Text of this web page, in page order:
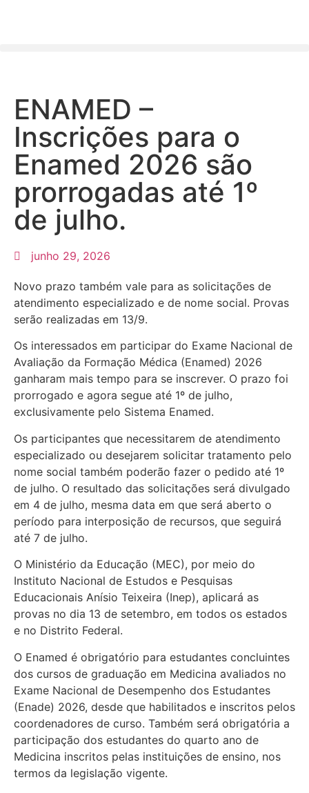
ENAMED –
Inscrições para o
Enamed 2026 são
prorrogadas até 1º
de julho.
junho 29, 2026
Novo prazo também vale para as solicitações de
atendimento especializado e de nome social. Provas
serão realizadas em 13/9.
Os interessados em participar do Exame Nacional de
Avaliação da Formação Médica (Enamed) 2026
ganharam mais tempo para se inscrever. O prazo foi
prorrogado e agora segue até 1º de julho,
exclusivamente pelo Sistema Enamed.
Os participantes que necessitarem de atendimento
especializado ou desejarem solicitar tratamento pelo
nome social também poderão fazer o pedido até 1º
de julho. O resultado das solicitações será divulgado
em 4 de julho, mesma data em que será aberto o
período para interposição de recursos, que seguirá
até 7 de julho.
O Ministério da Educação (MEC), por meio do
Instituto Nacional de Estudos e Pesquisas
Educacionais Anísio Teixeira (Inep), aplicará as
provas no dia 13 de setembro, em todos os estados
e no Distrito Federal.
O Enamed é obrigatório para estudantes concluintes
dos cursos de graduação em Medicina avaliados no
Exame Nacional de Desempenho dos Estudantes
(Enade) 2026, desde que habilitados e inscritos pelos
coordenadores de curso. Também será obrigatória a
participação dos estudantes do quarto ano de
Medicina inscritos pelas instituições de ensino, nos
termos da legislação vigente.